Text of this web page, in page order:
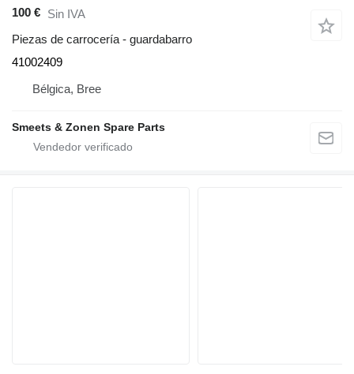
100 € Sin IVA
Piezas de carrocería - guardabarro
41002409
Bélgica, Bree
Smeets & Zonen Spare Parts